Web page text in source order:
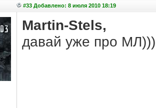
#33 Добавлено: 8 июля 2010 18:19
Martin-Stels,
давай уже про МЛ)))